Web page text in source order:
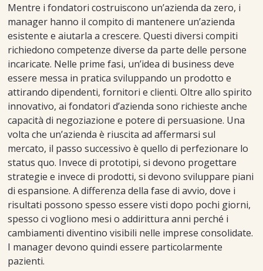
Mentre i fondatori costruiscono un’azienda da zero, i
manager hanno il compito di mantenere un’azienda
esistente e aiutarla a crescere. Questi diversi compiti
richiedono competenze diverse da parte delle persone
incaricate. Nelle prime fasi, un’idea di business deve
essere messa in pratica sviluppando un prodotto e
attirando dipendenti, fornitori e clienti. Oltre allo spirito
innovativo, ai fondatori d’azienda sono richieste anche
capacità di negoziazione e potere di persuasione. Una
volta che un’azienda è riuscita ad affermarsi sul
mercato, il passo successivo è quello di perfezionare lo
status quo. Invece di prototipi, si devono progettare
strategie e invece di prodotti, si devono sviluppare piani
di espansione. A differenza della fase di avvio, dove i
risultati possono spesso essere visti dopo pochi giorni,
spesso ci vogliono mesi o addirittura anni perché i
cambiamenti diventino visibili nelle imprese consolidate.
I manager devono quindi essere particolarmente
pazienti.